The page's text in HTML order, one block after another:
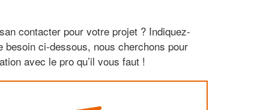
contacter pour votre projet ? Indiquez-
besoin ci-dessous, nous cherchons pour
avec le pro qu’il vous faut !